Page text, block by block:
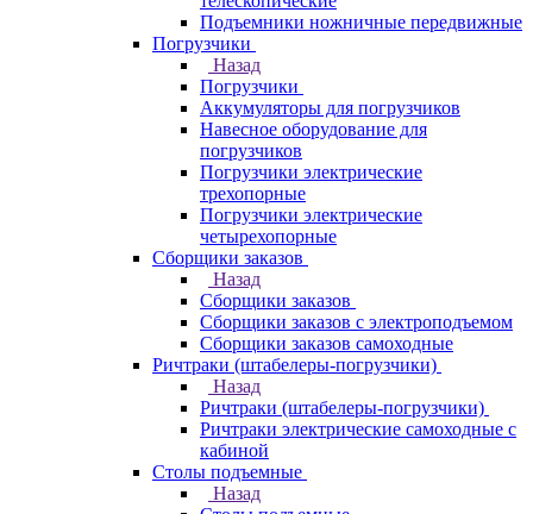
Подъемники ножничные передвижные
Погрузчики
Назад
Погрузчики
Аккумуляторы для погрузчиков
Навесное оборудование для
погрузчиков
Погрузчики электрические
трехопорные
Погрузчики электрические
четырехопорные
Сборщики заказов
Назад
Сборщики заказов
Сборщики заказов с электроподъемом
Сборщики заказов самоходные
Ричтраки (штабелеры-погрузчики)
Назад
Ричтраки (штабелеры-погрузчики)
Ричтраки электрические самоходные с
кабиной
Столы подъемные
Назад